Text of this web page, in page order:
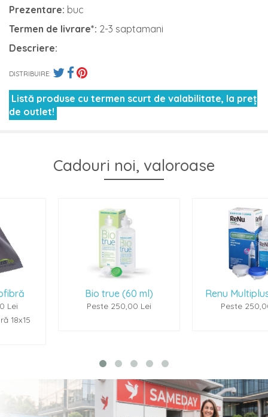
Prezentare: buc
Termen de livrare*: 2-3 saptamani
Descriere:
DISTRIBUIRE:
Listă produse cu termen scurt de valabilitate, la preț
de outlet!
Cadouri noi, valoroase
Bio true (60 ml)
Peste 250,00 Lei
Renu Multiplus (60ml)
Peste 250,00 Lei